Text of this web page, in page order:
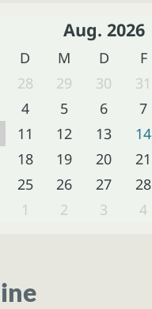
Aug. 2026
D M D F
28 29 30 31
4 5 6 7
11 12 13 14
18 19 20 21
25 26 27 28
1 2 3 4